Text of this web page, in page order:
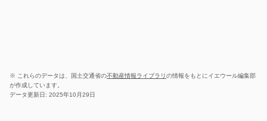
※ これらのデータは、国土交通省の不動産情報ライブラリの情報をもとにイエウール編集部
が作成しています。
データ更新日: 2025年10月29日